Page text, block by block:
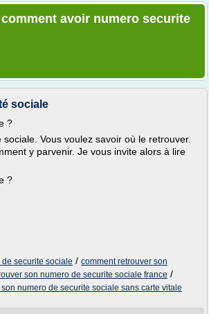
avoir numero securite
sociale
?
Vous voulez savoir où le retrouver.
y parvenir. Je vous invite alors à lire
?
securite sociale / comment retrouver son
son numero de securite sociale france /
numero de securite sociale sans carte vitale